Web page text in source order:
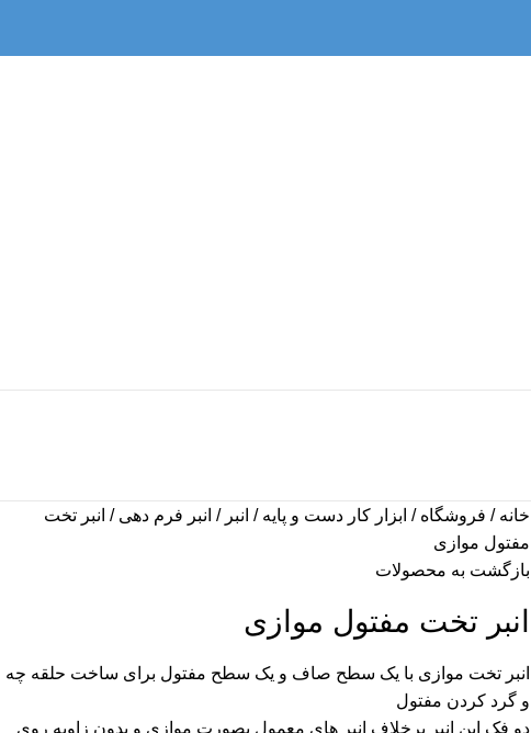
خانه فروشگاه ابزار کار دست و پایه انبر انبر فرم دهی
انبر تخت
مفتول موازی
بازگشت به محصولات
انبر تخت مفتول موازی
انبر تخت موازی با یک سطح صاف و یک سطح مفتول برای ساخت حلقه چه
و گرد کردن مفتول
دو فک این انبر برخلاف انبر های معمول بصورت موازی و بدون زاویه روی